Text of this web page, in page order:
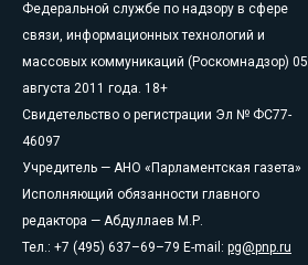
Федеральной службе по надзору в сфере
связи, информационных технологий и
массовых коммуникаций (Роскомнадзор) 05
августа 2011 года. 18+
Свидетельство о регистрации Эл № ФС77-
46097
Учредитель — АНО «Парламентская газета»
Исполняющий обязанности главного
редактора — Абдуллаев М.Р.
Тел.: +7 (495) 637–69–79 E-mail: pg@pnp.ru